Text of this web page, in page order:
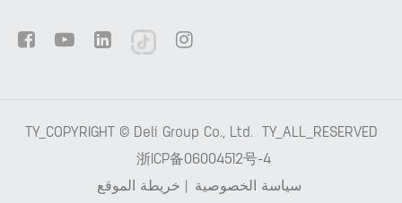
TY_COPYRIGHT © Deli Group Co., Ltd.
TY_ALL_RESERVED
浙ICP备06004512号-4
خريطة الموقع
سياسة الخصوصية